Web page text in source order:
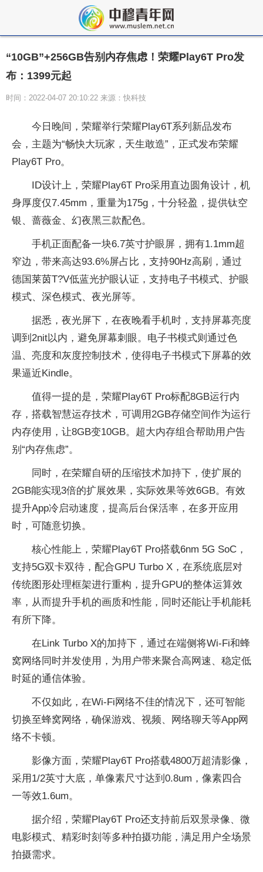
“10GB”+256GB告别内存焦虑！荣耀Play6T Pro发
布：1399元起
时间：2022-04-07 20:10:22 来源：快科技
今日晚间，荣耀举行荣耀Play6T系列新品发布
会，主题为“畅快大玩家，天生敢造”，正式发布荣耀
Play6T Pro。
ID设计上，荣耀Play6T Pro采用直边圆角设计，机
身厚度仅7.45mm，重量为175g，十分轻盈，提供钛空
银、蔷薇金、幻夜黑三款配色。
手机正面配备一块6.7英寸护眼屏，拥有1.1mm超
窄边，带来高达93.6%屏占比，支持90Hz高刷，通过
德国莱茵T?V低蓝光护眼认证，支持电子书模式、护眼
模式、深色模式、夜光屏等。
据悉，夜光屏下，在夜晚看手机时，支持屏幕亮度
调到2nit以内，避免屏幕刺眼。电子书模式则通过色
温、亮度和灰度控制技术，使得电子书模式下屏幕的效
果逼近Kindle。
值得一提的是，荣耀Play6T Pro标配8GB运行内
存，搭载智慧运存技术，可调用2GB存储空间作为运行
内存使用，让8GB变10GB。超大内存组合帮助用户告
别“内存焦虑”。
同时，在荣耀自研的压缩技术加持下，使扩展的
2GB能实现3倍的扩展效果，实际效果等效6GB。有效
提升App冷启动速度，提高后台保活率，在多开应用
时，可随意切换。
核心性能上，荣耀Play6T Pro搭载6nm 5G SoC，
支持5G双卡双待，配合GPU Turbo X，在系统底层对
传统图形处理框架进行重构，提升GPU的整体运算效
率，从而提升手机的画质和性能，同时还能让手机能耗
有所下降。
在Link Turbo X的加持下，通过在端侧将Wi-Fi和蜂
窝网络同时并发使用，为用户带来聚合高网速、稳定低
时延的通信体验。
不仅如此，在Wi-Fi网络不佳的情况下，还可智能
切换至蜂窝网络，确保游戏、视频、网络聊天等App网
络不卡顿。
影像方面，荣耀Play6T Pro搭载4800万超清影像，
采用1/2英寸大底，单像素尺寸达到0.8um，像素四合
一等效1.6um。
据介绍，荣耀Play6T Pro还支持前后双景录像、微
电影模式、精彩时刻等多种拍摄功能，满足用户全场景
拍摄需求。